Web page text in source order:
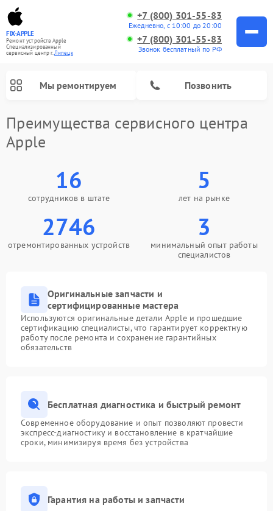
FIX-APPLE
Ремонт устройств Apple
Специализированный
cервисный центр г.Липецк
+7 (800) 301-55-83
Ежедневно, с 10:00 до 20:00
+7 (800) 301-55-83
Звонок бесплатный по РФ
Мы ремонтируем Позвонить
Преимущества сервисного центра
Apple
16
сотрудников в штате
5
лет на рынке
2746
отремонтированных устройств
3
минимальный опыт работы
специалистов
Оригинальные запчасти и
сертифицированные мастера
Используются оригинальные детали Apple и прошедшие
сертификацию специалисты, что гарантирует корректную
работу после ремонта и сохранение гарантийных
обязательств
Бесплатная диагностика и быстрый ремонт
Современное оборудование и опыт позволяют провести
экспресс-диагностику и восстановление в кратчайшие
сроки, минимизируя время без устройства
Гарантия на работы и запчасти